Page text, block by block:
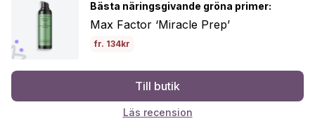
Bästa näringsgivande gröna primer:
Max Factor ‘Miracle Prep’
fr. 134kr
Till butik
Läs recension